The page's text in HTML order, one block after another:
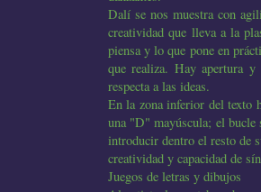
Dalí se nos muestra con
creatividad que lleva a la
piensa y lo que pone en
que realiza. Hay apertura
respecta a las ideas.
En la zona inferior del texto
una "D" mayúscula; el bucle
introducir dentro el resto de
creatividad y capacidad de
Juegos de letras y dibujos